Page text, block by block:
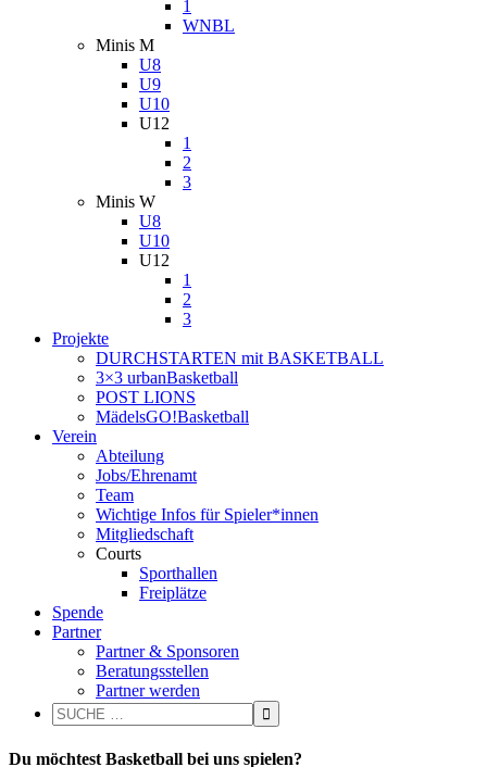
1
WNBL
Minis M
U8
U9
U10
U12
1
2
3
Minis W
U8
U10
U12
1
2
3
Projekte
DURCHSTARTEN mit BASKETBALL
3×3 urbanBasketball
POST LIONS
MädelsGO!Basketball
Verein
Abteilung
Jobs/Ehrenamt
Team
Wichtige Infos für Spieler*innen
Mitgliedschaft
Courts
Sporthallen
Freiplätze
Spende
Partner
Partner & Sponsoren
Beratungsstellen
Partner werden
Du möchtest Basketball bei uns spielen?